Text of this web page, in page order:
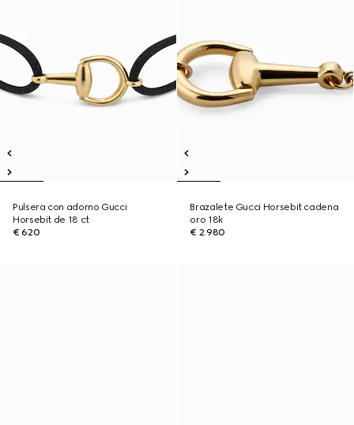
Pulsera con adorno Gucci
Horsebit de 18 ct
€ 620
Brazalete Gucci Horsebit cadena
oro 18k
€ 2.980